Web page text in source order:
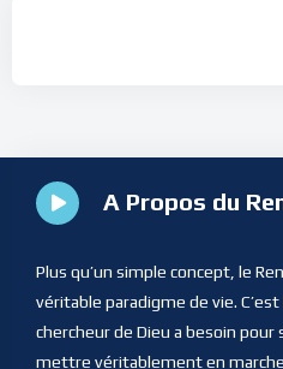
A Propos du
Plus qu’un simple concept, le
véritable paradigme de vie.
chercheur de Dieu a besoin
mettre véritablement en marche